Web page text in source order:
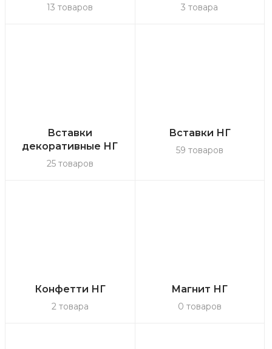
13 товаров 3 товара
Вставки
декоративные НГ
25 товаров
Вставки НГ
59 товаров
Конфетти НГ
2 товара
Магнит НГ
0 товаров